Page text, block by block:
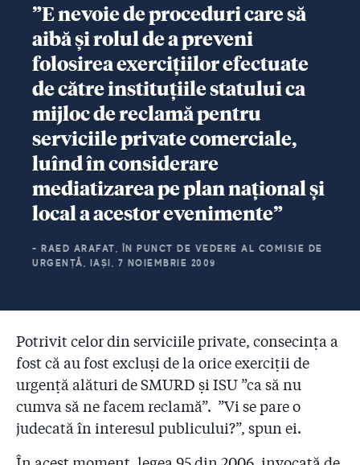
”E nevoie de proceduri care să
aibă și rolul de a preveni
folosirea exercițiilor efectuate
de către instituțiile statului ca
mijloc de reclamă pentru
serviciile private comerciale,
luînd în considerare
mediatizarea pe plan național și
local a acestor evenimente”
- RAED ARAFAT, ÎN PUNCT DE VEDERE AL COMISIE DE
URGENȚĂ, IAȘI, 7 NOIEMBRIE 2009
Potrivit celor din serviciile private, consecința a
fost că au fost excluși de la orice exerciții de
urgență alături de SMURD și ISU ”ca să nu
cumva să ne facem reclamă”. ”Vi se pare o
judecată în interesul publicului?”, spun ei.